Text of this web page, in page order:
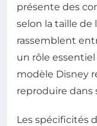
présente des
selon la taille de
rassemblent
un rôle
modèle Disney
reproduire dans
Les spécificités